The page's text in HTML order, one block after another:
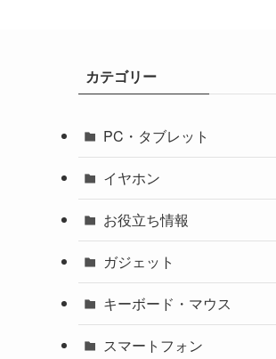
カテゴリー
PC・タブレット
イヤホン
お役立ち情報
ガジェット
キーボード・マウス
スマートフォン